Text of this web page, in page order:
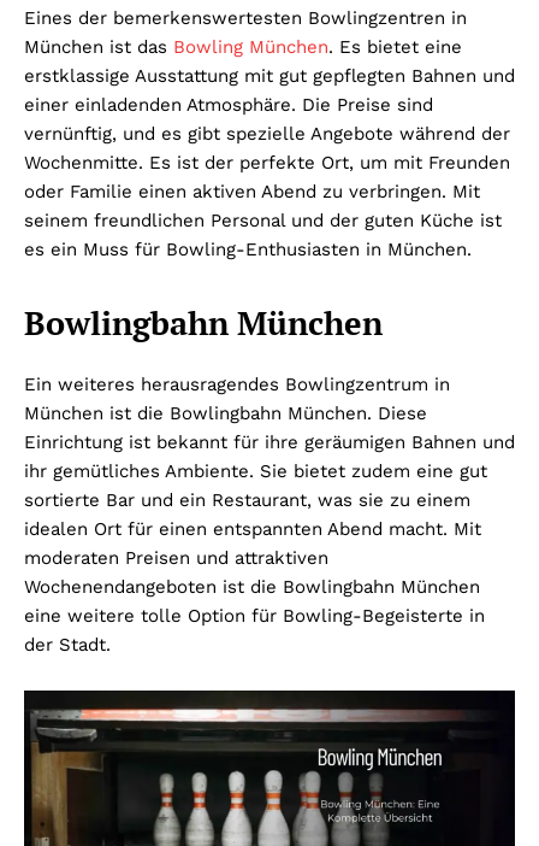
Eines der bemerkenswertesten Bowlingzentren in
München ist das Bowling München. Es bietet eine
erstklassige Ausstattung mit gut gepflegten Bahnen und
einer einladenden Atmosphäre. Die Preise sind
vernünftig, und es gibt spezielle Angebote während der
Wochenmitte. Es ist der perfekte Ort, um mit Freunden
oder Familie einen aktiven Abend zu verbringen. Mit
seinem freundlichen Personal und der guten Küche ist
es ein Muss für Bowling-Enthusiasten in München.
Bowlingbahn München
Ein weiteres herausragendes Bowlingzentrum in
München ist die Bowlingbahn München. Diese
Einrichtung ist bekannt für ihre geräumigen Bahnen und
ihr gemütliches Ambiente. Sie bietet zudem eine gut
sortierte Bar und ein Restaurant, was sie zu einem
idealen Ort für einen entspannten Abend macht. Mit
moderaten Preisen und attraktiven
Wochenendangeboten ist die Bowlingbahn München
eine weitere tolle Option für Bowling-Begeisterte in
der Stadt.